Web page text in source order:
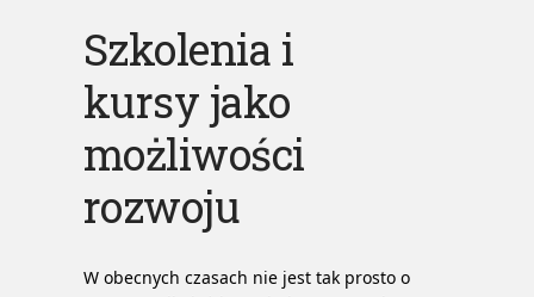
Szkolenia i
kursy jako
możliwości
rozwoju
W obecnych czasach nie jest tak prosto o